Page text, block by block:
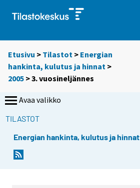
Etusivu > Tilastot > Energian
hankinta, kulutus ja hinnat >
2005 >3. vuosineljännes
Avaa valikko
TILASTOT
Energian hankinta, kulutus ja hinnat